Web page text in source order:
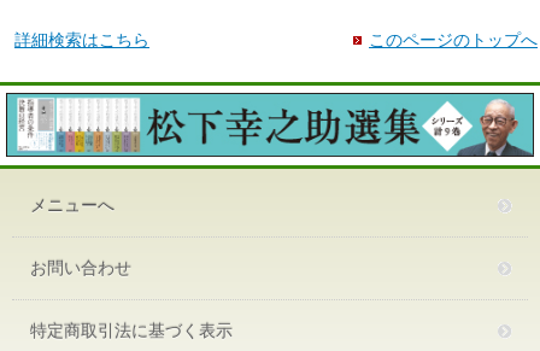
詳細検索はこちら このページのトップへ
メニューへ
お問い合わせ
特定商取引法に基づく表示